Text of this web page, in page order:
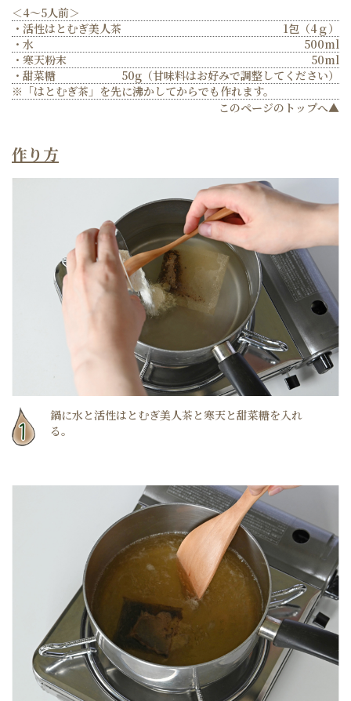
＜4～5人前＞
・活性はとむぎ美人茶
1包（4ｇ）
・水
500ml
・寒天粉末
50ml
・甜菜糖
50g（甘味料はお好みで調整してください）
※「はとむぎ茶」を先に沸かしてからでも作れます。
このページのトップへ▲
作り方
鍋に水と活性はとむぎ美人茶と寒天と甜菜糖を入れ
る。